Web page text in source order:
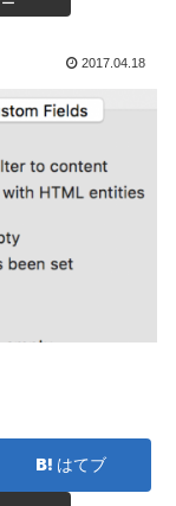
2017.04.18
はてブ